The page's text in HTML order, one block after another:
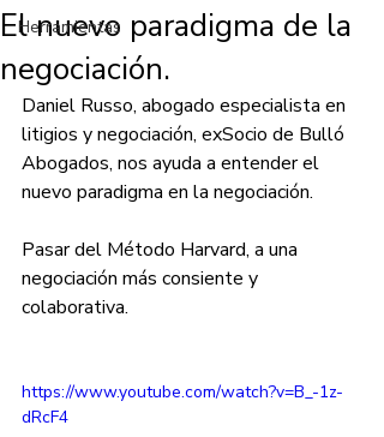
Herramientas
El nuevo paradigma de la
negociación.
Daniel Russo, abogado especialista en
litigios y negociación, exSocio de Bulló
Abogados, nos ayuda a entender el
nuevo paradigma en la negociación.
Pasar del Método Harvard, a una
negociación más consiente y
colaborativa.
https://www.youtube.com/watch?v=B_-1z-
dRcF4